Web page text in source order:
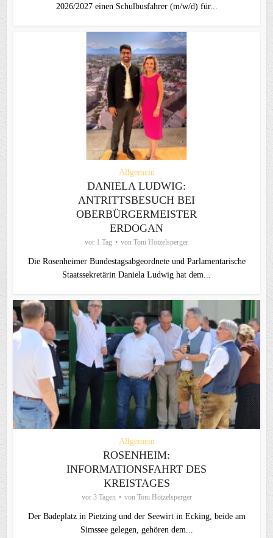
2026/2027 einen Schulbusfahrer (m/w/d) für...
Allgemein
DANIELA LUDWIG:
ANTRITTSBESUCH BEI
OBERBÜRGERMEISTER
ERDOGAN
vor 1 Tag von Toni Hötzelsperger
Die Rosenheimer Bundestagsabgeordnete und Parlamentarische
Staatssekretärin Daniela Ludwig hat dem...
Allgemein
ROSENHEIM:
INFORMATIONSFAHRT DES
KREISTAGES
vor 3 Tagen von Toni Hötzelsperger
Der Badeplatz in Pietzing und der Seewirt in Ecking, beide am
Simssee gelegen, gehören dem...